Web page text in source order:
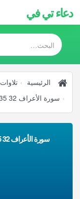
دعاء تي في
الرئيسية
تلاوات
سورة الأعراف 32 35 محمد رفعت تلاوات مجودة
سورة الأعراف 32 35 محمد رفعت تلاوات مجودة تحميل Mp3